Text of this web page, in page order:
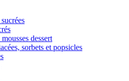
dessert
sorbets et popsicles